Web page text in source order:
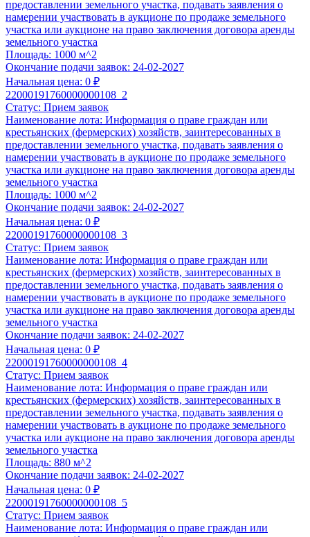
Полнота заполнения сведений в формах;
Контроль предоставления всех необходимых документов;
Соответствие Вашей заявки квалификационным и
Готовность:48 часов
Выбрать услугу
Подготовка заявки
По 44-ФЗ, 178-ФЗ, 127-ФЗ, 229-ФЗ, коммерческая
11 900 ₽
Анализ документации по торгам по реализации
соответствии с ФЗ №178-ФЗ, 26-ПП, 570-ПП, 769-ПП и
Формирование списка документов, необходимых для
Подготовка заявки в течение
Клиентом;
Проверка на соответствие представленных документов.
Выбрать услугу
6 часов
Срочная экспертиза заявки
По 44-ФЗ, 223-ФЗ, 178-ФЗ, 127-ФЗ, 229-ФЗ, коммерческая
15 900 ₽
Корректность оформления всех требуемых документов;
Полнота заполнения сведений в формах;
Контроль предоставления всех необходимых документов;
Соответствие Вашей заявки квалификационным и
Готовность: в течение6 часов (заявка поступившая после
работу с 10:00 следующего рабочего дня).
Выбрать услугу
6 часов
Срочная Подготовка заявки
По 44-ФЗ, 178-ФЗ, 127-ФЗ, 229-ФЗ, коммерческая
15 900 ₽
Анализ документации по торгам по реализации
соответствии с ФЗ №178-ФЗ, 26-ПП, 570-ПП, 769-ПП и
предоставлении земельного участка, подавать заявления о
намерении участвовать в аукционе по продаже земельного
участка или аукционе на право заключения договора аренды
земельного участка
Площадь: 1000 м^2
Окончание подачи заявок: 24-02-2027
Начальная цена: 0 ₽
22000191760000000108_2
Статус: Прием заявок
Наименование лота: Информация о праве граждан или
крестьянских (фермерских) хозяйств, заинтересованных в
предоставлении земельного участка, подавать заявления о
намерении участвовать в аукционе по продаже земельного
участка или аукционе на право заключения договора аренды
земельного участка
Площадь: 1000 м^2
Окончание подачи заявок: 24-02-2027
Начальная цена: 0 ₽
22000191760000000108_3
Статус: Прием заявок
Наименование лота: Информация о праве граждан или
крестьянских (фермерских) хозяйств, заинтересованных в
предоставлении земельного участка, подавать заявления о
намерении участвовать в аукционе по продаже земельного
участка или аукционе на право заключения договора аренды
земельного участка
Окончание подачи заявок: 24-02-2027
Начальная цена: 0 ₽
22000191760000000108_4
Статус: Прием заявок
Наименование лота: Информация о праве граждан или
крестьянских (фермерских) хозяйств, заинтересованных в
предоставлении земельного участка, подавать заявления о
намерении участвовать в аукционе по продаже земельного
участка или аукционе на право заключения договора аренды
земельного участка
Площадь: 880 м^2
Окончание подачи заявок: 24-02-2027
Начальная цена: 0 ₽
22000191760000000108_5
Статус: Прием заявок
Наименование лота: Информация о праве граждан или